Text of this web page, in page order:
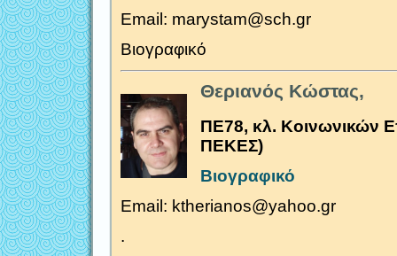
Email: marystam@sch.gr
Βιογραφικό
Θεριανός Κώστας,
ΠΕ78, κλ. Κοινωνικών
ΠΕΚΕΣ)
Βιογραφικό
Email: ktherianos@yahoo.gr
.